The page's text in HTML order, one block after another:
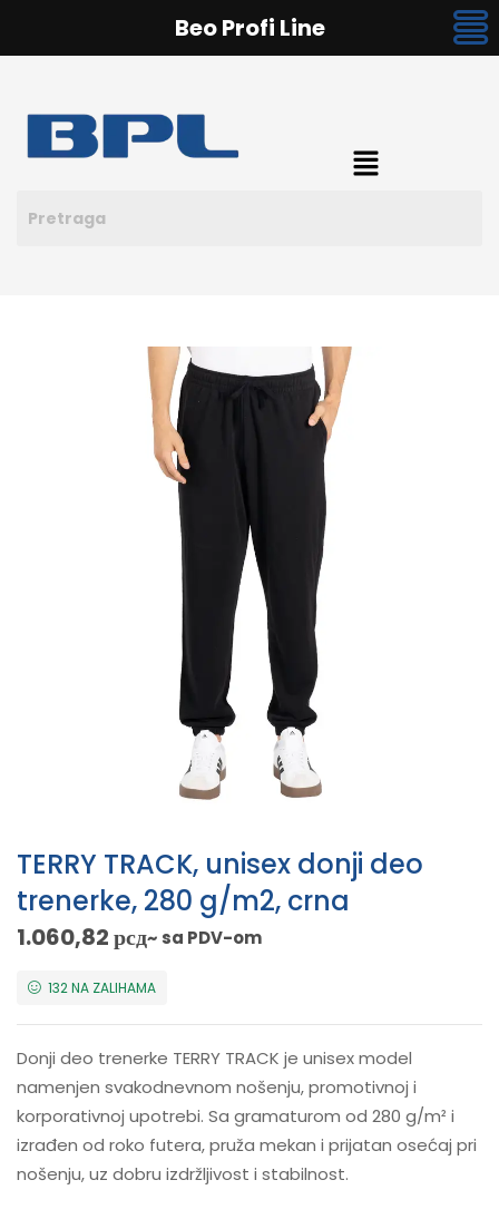
TERRY TRACK, unisex donji deo
trenerke, 280 g/m2, crna
1.060,82рсд~ sa PDV-om
132 NA ZALIHAMA
Donji deo trenerke TERRY TRACK je unisex model
namenjen svakodnevnom nošenju, promotivnoj i
korporativnoj upotrebi. Sa gramaturom od 280 g/m² i
izrađen od roko futera, pruža mekan i prijatan osećaj pri
nošenju, uz dobru izdržljivost i stabilnost.
Beo Profi Line